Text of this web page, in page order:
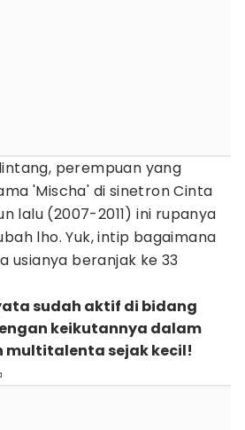
perempuan yang
'Mischa' di sinetron Cinta
lalu (2007-2011) ini rupanya
lho. Yuk, intip bagaimana
usianya beranjak ke 33
sudah aktif di bidang
keikutannya dalam
multitalenta sejak kecil!